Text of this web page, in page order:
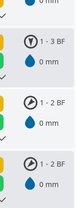
1 - 3 BF
0 mm
1 - 2 BF
0 mm
1 - 2 BF
0 mm